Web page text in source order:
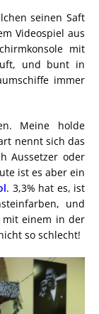
seinen Saft
Videospiel aus
mit
und bunt in
immer
Meine holde
nennt sich das
Aussetzer oder
ist es aber ein
. 3,3% hat es, ist
und
mit einem in der
so schlecht!